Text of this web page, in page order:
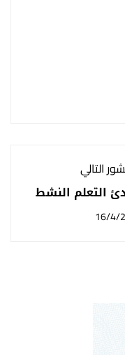
التالي
التعلم النشط
و
| دليل16/4/